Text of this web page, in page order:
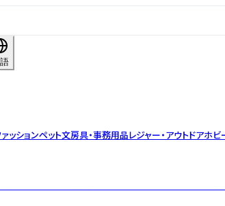
ッションペット文房具・事務用品レジャー・アウトドアホビ